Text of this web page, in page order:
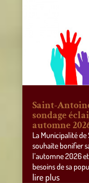
Saint-
sondage
automne
La Municipalité
souhaite bonifier
l’automne 2026
besoins de sa
lire plus